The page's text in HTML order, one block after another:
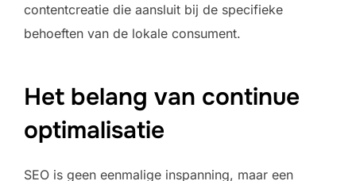
contentcreatie die aansluit bij de specifieke
behoeften van de lokale consument.
Het belang van continue
optimalisatie
SEO is geen eenmalige inspanning, maar een